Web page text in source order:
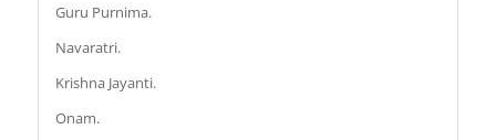
Guru Purnima.
Navaratri.
Krishna Jayanti.
Onam.